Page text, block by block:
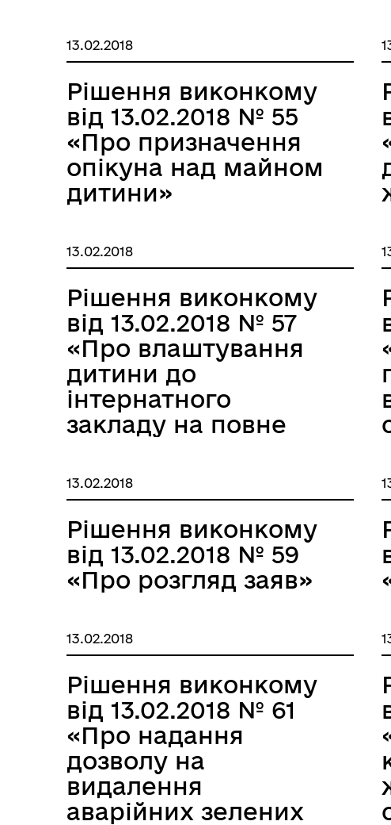
13.02.2018
Рішення виконкому
від 13.02.2018 № 55
«Про призначення
опікуна над майном
дитини»
13.02.2018
Рішення виконкому
від 13.02.2018 № 57
«Про влаштування
дитини до
інтернатного
закладу на повне
забезпечення»
13.02.2018
Рішення виконкому
від 13.02.2018 № 59
«Про розгляд заяв»
13.02.2018
Рішення виконкому
від 13.02.2018 № 61
«Про надання
дозволу на
видалення
аварійних зелених